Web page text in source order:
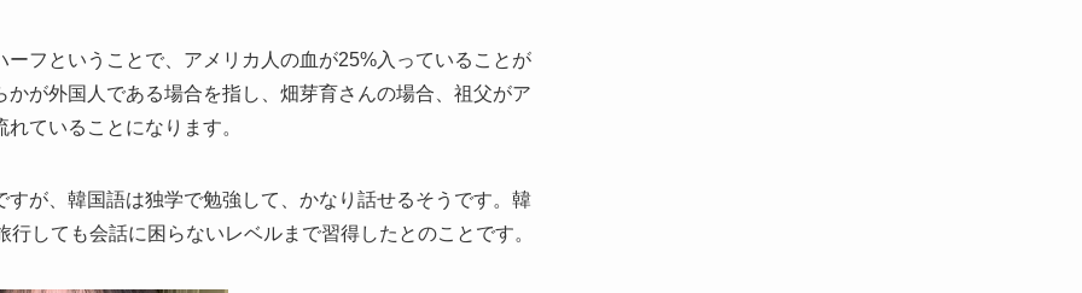
フということで、アメリカ人の血が25%入っていることが
が外国人である場合を指し、畑芽育さんの場合、祖父がア
ていることになります。
が、韓国語は独学で勉強して、かなり話せるそうです。韓
しても会話に困らないレベルまで習得したとのことです。